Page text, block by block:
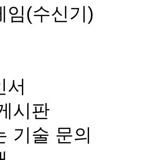
임(수신기)
서
시판
기술 문의